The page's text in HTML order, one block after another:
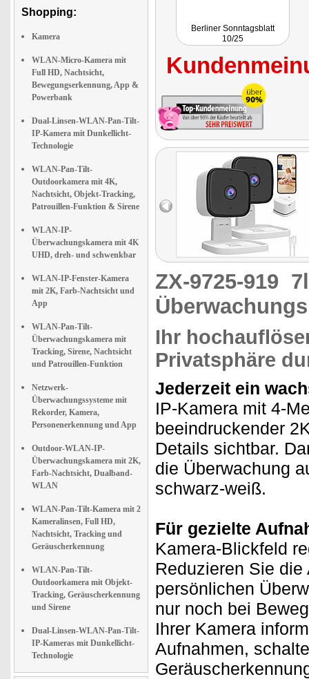
Shopping:
Kamera
WLAN-Micro-Kamera mit
Full HD, Nachtsicht,
Bewegungserkennung, App &
Powerbank
Dual-Linsen-WLAN-Pan-Tilt-
IP-Kamera mit Dunkellicht-
Technologie
WLAN-Pan-Tilt-
Outdoorkamera mit 4K,
Nachtsicht, Objekt-Tracking,
Patrouillen-Funktion & Sirene
WLAN-IP-
Überwachungskamera mit 4K
UHD, dreh- und schwenkbar
WLAN-IP-Fenster-Kamera
mit 2K, Farb-Nachtsicht und
App
WLAN-Pan-Tilt-
Überwachungskamera mit
Tracking, Sirene, Nachtsicht
und Patrouillen-Funktion
Netzwerk-
Überwachungssysteme mit
Rekorder, Kamera,
Personenerkennung und App
Outdoor-WLAN-IP-
Überwachungskamera mit 2K,
Farb-Nachtsicht, Dualband-
WLAN
WLAN-Pan-Tilt-Kamera mit 2
Kameralinsen, Full HD,
Nachtsicht, Tracking und
Geräuscherkennung
WLAN-Pan-Tilt-
Outdoorkamera mit Objekt-
Tracking, Geräuscherkennung
und Sirene
Dual-Linsen-WLAN-Pan-Tilt-
IP-Kameras mit Dunkellicht-
Technologie
Berliner Sonntagsblatt
10/25
ZX-9725-919
Ihr
Privatsphäre
Jederzeit ein
IP-Kamera mit 4-
beeindruckender
Details sichtbar.
die Überwachung
schwarz-weiß.
Für gezielte
Kamera-Blickfeld
Reduzieren Sie
persönlichen
nur noch bei
Ihrer Kamera
Aufnahmen,